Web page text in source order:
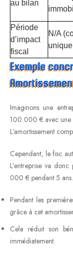
au bilan
Période
d’impact
fiscal
N/A
Exemple
Imaginons une
100 000 € avec une
L’amortissement
Cependant, le fisc
L’entreprise va
000 € pendant 5 ans.
Pendant les
grâce à cet
Cela réduit son
immédiatement.